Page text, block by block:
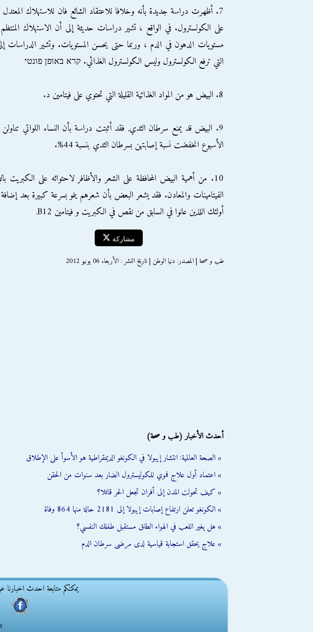
7. أظهرت دراسة جديدة بأنه وخلافا للاعتقاد الشائع فان للاستهلاك
على الكولسترول. في الواقع ، تشير دراسات حديثة إلى أن الاستهلاك
مستويات الدهون في الدم ، وربما حتى يحسن المستويات. وتشير الدراسات
التي ترفع الكولسترول وليس الكولسترول الغذائي. קרא באופן פונטי
8. البيض هو من المواد الغذائية القليلة التي تحتوي على فيتامين د.
الأسبوع انخفضت نسبة إصابتهن بسرطان الثدي بنسبة 44%.
10. من أهمية البيض المحافظة على الشعر والأظافر لاحتوائه على الكبريت
الفيتامينات والمعادن. فقد يشعر البعض بأن شعرهم ينمو بسرعة كبيرة بعد
أولئك اللذين عانوا في السابق من نقص في الكبريت و فيتامين B12.
مشاركة
طب و صحة | المصدر: دنيا الوطن | تاريخ النشر : الأربعاء 06 يونيو 2012
أحدث الأخبار (طب و صحة)
» الصحة العالمية: انتشار إيبولا في الكونغو الديمقراطية هو الأسوأ على الإطلاق
» اعتماد أول علاج فموي للكوليسترول الضار بعد سنوات من الحقن
» كيف تحولت المدن إلى أفران تجعل الحر قاتلا؟
» الكونغو تعلن ارتفاع إصابات إيبولا إلى 2181 حالة منها 864 وفاة
» هل يغير اللعب في الهواء الطلق مستقبل طفلك النفسي؟
» علاج يحقق استجابة قياسية لدى مرضى سرطان الدم
يمكنكم متابعة احدث